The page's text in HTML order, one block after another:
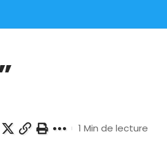
1 Min de lecture